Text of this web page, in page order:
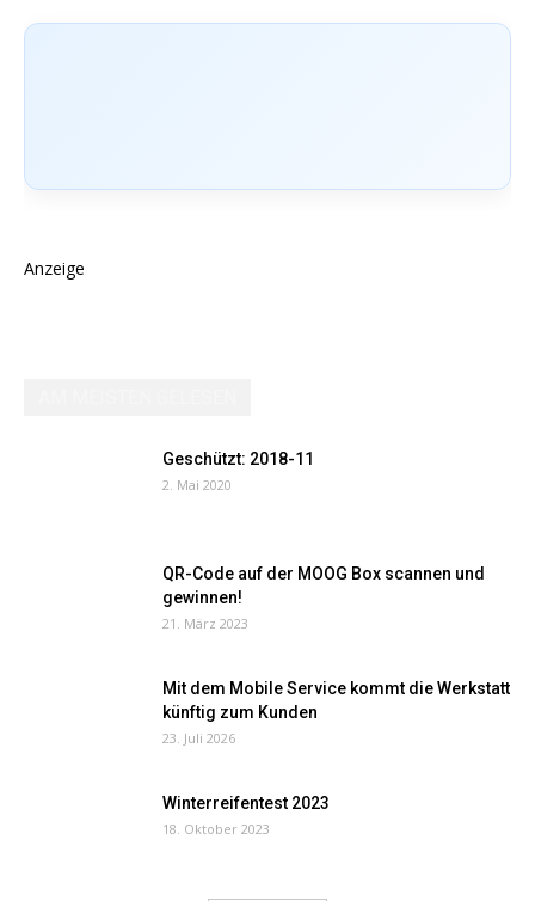
Anzeige
Geschützt: 2018-11
2. Mai 2020
QR-Code auf der MOOG Box scannen und
gewinnen!
21. März 2023
Mit dem Mobile Service kommt die Werkstatt
künftig zum Kunden
23. Juli 2026
Winterreifentest 2023
18. Oktober 2023